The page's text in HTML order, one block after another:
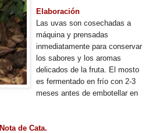
Elaboración
Las uvas son cosechadas a
máquina y prensadas
inmediatamente para conservar
los sabores y los aromas
delicados de la fruta. El mosto
es fermentado en frío con 2-3
meses antes de embotellar en
Nota de Cata.